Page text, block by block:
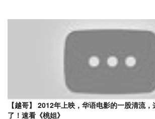
【越哥】 2012年上映，华语电影的一股清流
了！速看《桃姐》